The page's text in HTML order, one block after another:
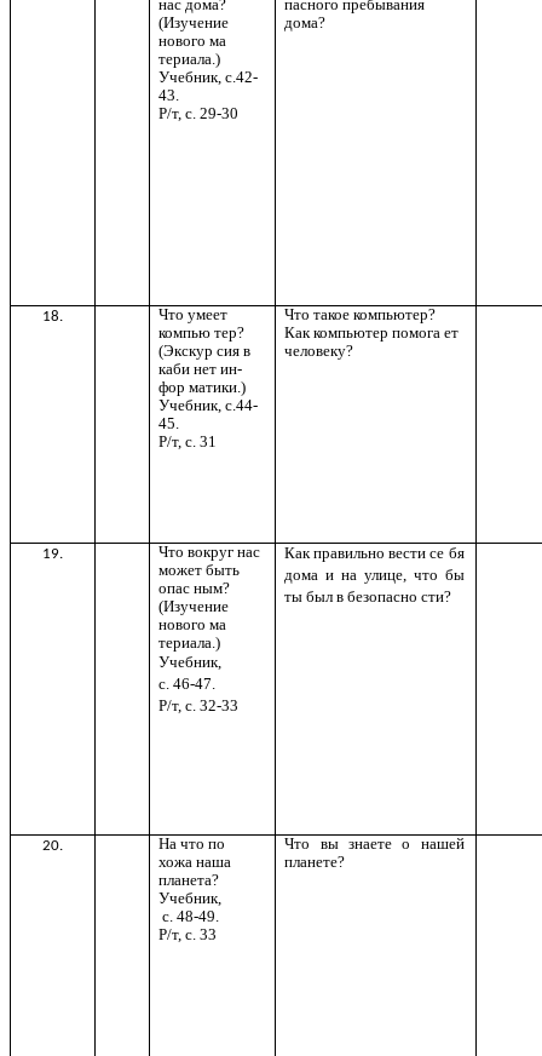
нас дома?
(Изучение
нового ма
териала.)
Учебник, с.42-
43.
Р/т, с. 29-30
пасного пребывания
дома?
18.
Что умеет
компью тер?
(Экскур сия в
каби нет ин-
фор матики.)
Учебник, с.44-
45.
Р/т, с. 31
Что такое компьютер?
Как компьютер помога ет
человеку?
19.
Что вокруг нас
может быть
опас ным?
(Изучение
нового ма
териала.)
Учебник,
с. 46-47.
Р/т, с. 32-33
Как правильно вести се бя
дома и на улице, что бы
ты был в безопасно сти?
20.
На что по
хожа наша
планета?
Учебник,
с. 48-49.
Р/т, с. 33
Что вы знаете о нашей
планете?